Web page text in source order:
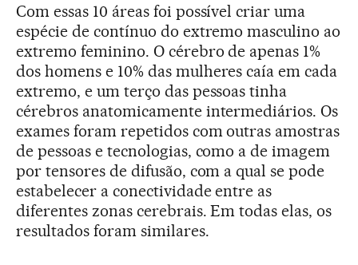
Com essas 10 áreas foi possível criar uma
espécie de contínuo do extremo masculino ao
extremo feminino. O cérebro de apenas 1%
dos homens e 10% das mulheres caía em cada
extremo, e um terço das pessoas tinha
cérebros anatomicamente intermediários. Os
exames foram repetidos com outras amostras
de pessoas e tecnologias, como a de imagem
por tensores de difusão, com a qual se pode
estabelecer a conectividade entre as
diferentes zonas cerebrais. Em todas elas, os
resultados foram similares.